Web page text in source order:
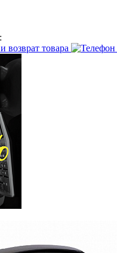
возврат товара